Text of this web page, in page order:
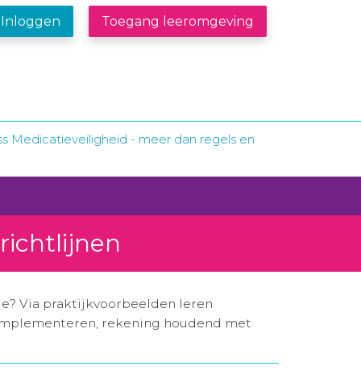
Inloggen Toegang leeromgeving
Medicatieveiligheid - meer dan regels en
Via praktijkvoorbeelden leren
rekening houdend met